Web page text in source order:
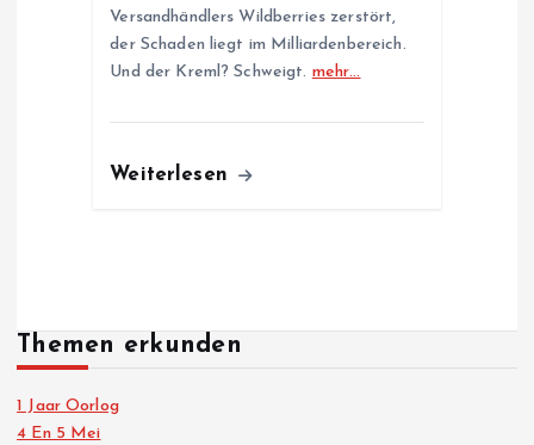
Versandhändlers Wildberries zerstört,
der Schaden liegt im Milliardenbereich.
Und der Kreml? Schweigt. mehr…
Weiterlesen
Themen erkunden
1 Jaar Oorlog
4 En 5 Mei